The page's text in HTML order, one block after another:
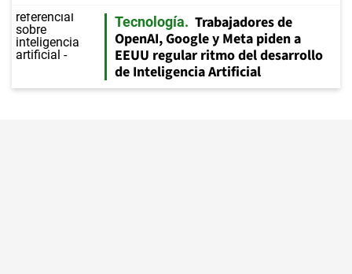
Tecnología
Trabajadores de
OpenAI, Google y Meta piden a
EEUU regular ritmo del desarrollo
de Inteligencia Artificial